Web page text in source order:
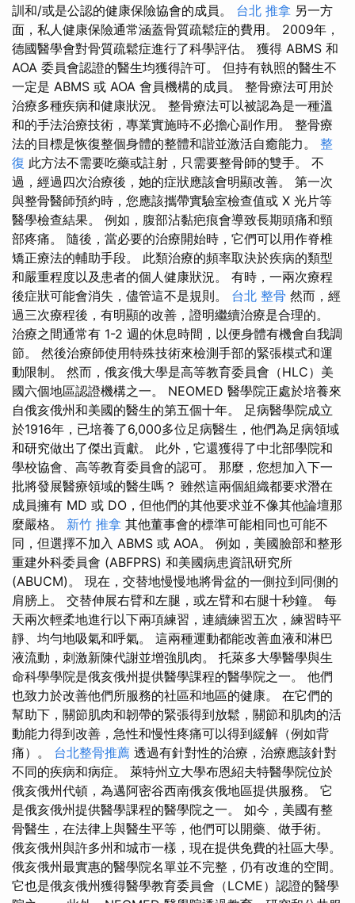
訓和/或是公認的健康保險協會的成員。 台北 推拿 另一方
面，私人健康保險通常涵蓋骨質疏鬆症的費用。 2009年，
德國醫學會對骨質疏鬆症進行了科學評估。 獲得 ABMS 和
AOA 委員會認證的醫生均獲得許可。 但持有執照的醫生不
一定是 ABMS 或 AOA 會員機構的成員。 整骨療法可用於
治療多種疾病和健康狀況。 整骨療法可以被認為是一種溫
和的手法治療技術，專業實施時不必擔心副作用。 整骨療
法的目標是恢復整個身體的整體和諧並激活自癒能力。 整
復 此方法不需要吃藥或註射，只需要整骨師的雙手。 不
過，經過四次治療後，她的症狀應該會明顯改善。 第一次
與整骨醫師預約時，您應該攜帶實驗室檢查值或 X 光片等
醫學檢查結果。 例如，腹部沾黏疤痕會導致長期頭痛和頸
部疼痛。 隨後，當必要的治療開始時，它們可以用作脊椎
矯正療法的輔助手段。 此類治療的頻率取決於疾病的類型
和嚴重程度以及患者的個人健康狀況。 有時，一兩次療程
後症狀可能會消失，儘管這不是規則。 台北 整骨 然而，經
過三次療程後，有明顯的改善，證明繼續治療是合理的。
治療之間通常有 1-2 週的休息時間，以便身體有機會自我調
節。 然後治療師使用特殊技術來檢測手部的緊張模式和運
動限制。 然而，俄亥俄大學是高等教育委員會（HLC）美
國六個地區認證機構之一。 NEOMED 醫學院正處於培養來
自俄亥俄州和美國的醫生的第五個十年。 足病醫學院成立
於1916年，已培養了6,000多位足病醫生，他們為足病領域
和研究做出了傑出貢獻。 此外，它還獲得了中北部學院和
學校協會、高等教育委員會的認可。 那麼，您想加入下一
批將發展醫療領域的醫生嗎？ 雖然這兩個組織都要求潛在
成員擁有 MD 或 DO，但他們的其他要求並不像其他論壇那
麼嚴格。 新竹 推拿 其他董事會的標準可能相同也可能不
同，但選擇不加入 ABMS 或 AOA。 例如，美國臉部和整形
重建外科委員會 (ABFPRS) 和美國病患資訊研究所
(ABUCM)。 現在，交替地慢慢地將骨盆的一側拉到同側的
肩膀上。 交替伸展右臂和左腿，或左臂和右腿十秒鐘。 每
天兩次輕柔地進行以下兩項練習，連續練習五次，練習時平
靜、均勻地吸氣和呼氣。 這兩種運動都能改善血液和淋巴
液流動，刺激新陳代謝並增強肌肉。 托萊多大學醫學與生
命科​​學學院是俄亥俄州提供醫學課程的醫學院之一。 他們
也致力於改善他們所服務的社區和地區的健康。 在它們的
幫助下，關節肌肉和韌帶的緊張得到放鬆，關節和肌肉的活
動能力得到改善，急性和慢性疼痛可以得到緩解（例如背
痛）。 台北整骨推薦 透過有針對性的治療，治療應該針對
不同的疾病和病症。 萊特州立大學布恩紹夫特醫學院位於
俄亥俄州代頓，為邁阿密谷西南俄亥俄地區提供服務。 它
是俄亥俄州提供醫學課程的醫學院之一。 如今，美國有整
骨醫生，在法律上與醫生平等，他們可以開藥、做手術。
俄亥俄州與許多州和城市一樣，現在提供免費的社區大學。
俄亥俄州最實惠的醫學院名單並不完整，仍有改進的空間。
它也是俄亥俄州獲得醫學教育委員會（LCME）認證的醫學